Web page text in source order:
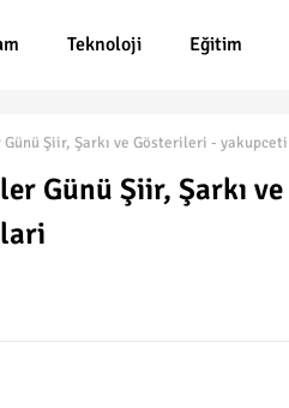
Teknoloji Eğitim
Günü Şiir, Şarkı ve Gösterileri -
Günü Şiir, Şarkı